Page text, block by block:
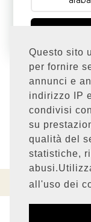
Questo sito
per fornire
annunci e
indirizzo IP
condivisi
su
qualità del
statistiche,
all'uso dei
Cookie Policy
ARABAFELICE IN